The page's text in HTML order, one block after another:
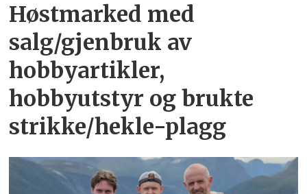
Høstmarked med
salg/gjenbruk av
hobbyartikler,
hobbyutstyr og brukte
strikke/hekle-plagg